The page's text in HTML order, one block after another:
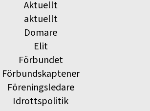
Aktuellt
aktuellt
Domare
Elit
Förbundet
Förbundskaptener
Föreningsledare
Idrottspolitik